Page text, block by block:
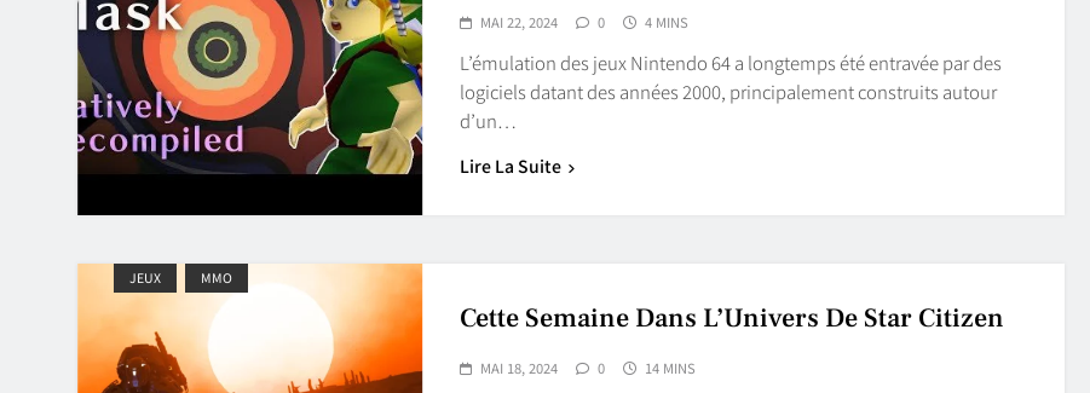
MAI 22, 2024 0 4 MINS
L’émulation des jeux Nintendo 64 a longtemps été entravée par des
logiciels datant des années 2000, principalement construits autour
d’un…
Lire La Suite
JEUX MMO
Cette Semaine Dans L’Univers De Star Citizen
MAI 18, 2024 0 14 MINS